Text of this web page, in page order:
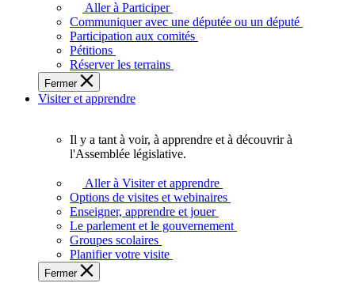
plein
potentiel,
l'Assemblée
a
besoin
de
Aller à Participer
Communiquer avec une députée ou un député
Participation aux comités
Pétitions
Réserver les terrains
Fermer
Visiter et apprendre
voir,
apprendre
et
à
Il y a tant à voir, à apprendre et à découvrir à
l'Assemblée législative.
Aller à Visiter et apprendre
Options de visites et webinaires
Enseigner, apprendre et jouer
Le parlement et le gouvernement
Groupes scolaires
Planifier votre visite
Fermer